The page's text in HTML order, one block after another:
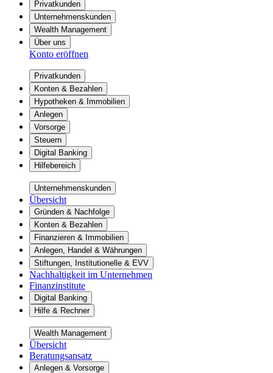
Privatkunden
Unternehmenskunden
Wealth Management
Über uns
Konto eröffnen
Privatkunden
Konten & Bezahlen
Hypotheken & Immobilien
Anlegen
Vorsorge
Steuern
Digital Banking
Hilfebereich
Unternehmenskunden
Übersicht
Gründen & Nachfolge
Konten & Bezahlen
Finanzieren & Immobilien
Anlegen, Handel & Währungen
Stiftungen, Institutionelle & EVV
Nachhaltigkeit im Unternehmen
Finanzinstitute
Digital Banking
Hilfe & Rechner
Wealth Management
Übersicht
Beratungsansatz
Anlegen & Vorsorge